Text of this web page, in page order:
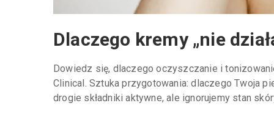
Dlaczego kremy „nie
Dowiedz się, dlaczego oczyszczanie i
Clinical. Sztuka przygotowania: dlaczego Twoja
drogie składniki aktywne, ale ignorujemy stan